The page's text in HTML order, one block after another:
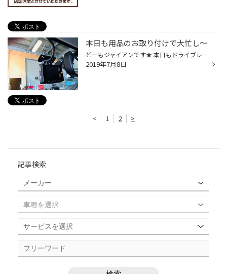
本日も用品のお取り付けで大忙し～
どーもジャイアンです★ 本日もドライブレコーダー取り付けから始まり アライメントは何台やったかなぁ～？？ そんな感じで 本日もバタバタさせていただきました。笑 用品取り付け時は 必ず、しっかりと養生させて頂いております いろいろなご相談 是非お待ちしております♪
2019年7月8日
< 1 2 >
記事検索